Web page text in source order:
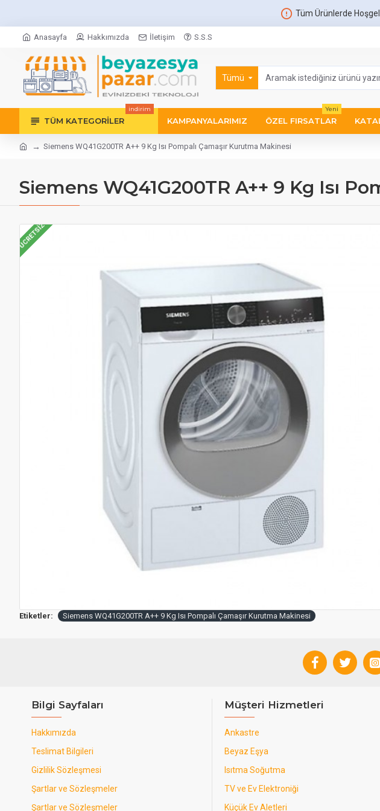
Tüm Ürünlerde
Anasayfa Hakkımızda İletişim S.S.S
Tümü
TÜM KATEGORILER
indirim
KAMPANYALARIMIZ ÖZEL FIRSATLAR
Yeni
Siemens WQ41G200TR A++ 9 Kg Isı Pompalı Çamaşır Kurutma Makinesi
Siemens WQ41G200TR A++ 9 Kg Isı
ÜCRETSIZ
Etiketler: Siemens WQ41G200TR A++ 9 Kg Isı Pompalı Çamaşır Kurutma Makinesi
Bilgi Sayfaları
Hakkımızda
Teslimat Bilgileri
Gizlilik Sözleşmesi
Şartlar ve Sözleşmeler
Şartlar ve Sözleşmeler
Müşteri Hizmetleri
Ankastre
Beyaz Eşya
Isıtma Soğutma
TV ve Ev Elektroniği
Küçük Ev Aletleri